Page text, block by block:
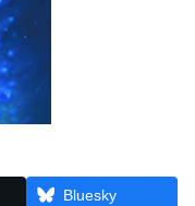
Bluesky